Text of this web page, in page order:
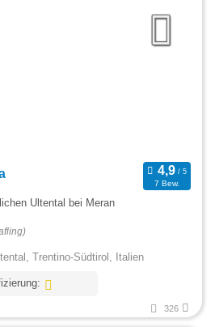
7 Bew.
Ultental bei Meran
Trentino-Südtirol, Italien
326